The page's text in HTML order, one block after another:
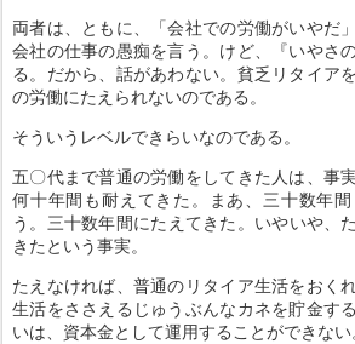
両者は、ともに、「会社での労働がいやだ
会社の仕事の愚痴を言う。けど、『いやさ
る。だから、話があわない。貧乏リタイア
の労働にたえられないのである。
そういうレベルできらいなのである。
五〇代まで普通の労働をしてきた人は、事
何十年間も耐えてきた。まあ、三十数年
う。三十数年間にたえてきた。いやいや
きたという事実。
たえなければ、普通のリタイア生活をおく
生活をささえるじゅうぶんなカネを貯金す
いは、資本金として運用することができない